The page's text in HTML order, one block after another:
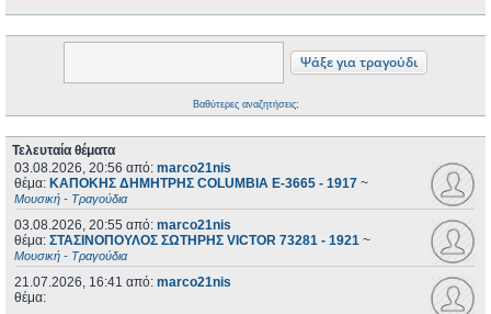
Βαθύτερες αναζητήσεις;
Τελευταία θέματα
03.08.2026, 20:56 από: marco21nis
θέμα: ΚΑΠΟΚΗΣ ΔΗΜΗΤΡΗΣ COLUMBIA E-3665 - 1917 ~
Μουσική - Τραγούδια
03.08.2026, 20:55 από: marco21nis
θέμα: ΣΤΑΣΙΝΟΠΟΥΛΟΣ ΣΩΤΗΡΗΣ VICTOR 73281 - 1921 ~
Μουσική - Τραγούδια
21.07.2026, 16:41 από: marco21nis
θέμα: